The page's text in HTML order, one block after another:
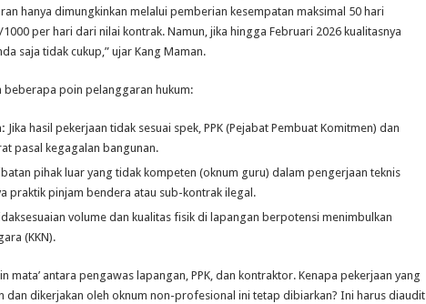
hanya dimungkinkan melalui pemberian kesempatan maksimal 50 hari
per hari dari nilai kontrak. Namun, jika hingga Februari 2026 kualitasnya
saja tidak cukup,” ujar Kang Maman.
beberapa poin pelanggaran hukum:
Jika hasil pekerjaan tidak sesuai spek, PPK (Pejabat Pembuat Komitmen) dan
pasal kegagalan bangunan.
pihak luar yang tidak kompeten (oknum guru) dalam pengerjaan teknis
praktik pinjam bendera atau sub-kontrak ilegal.
volume dan kualitas fisik di lapangan berpotensi menimbulkan
(KKN).
mata’ antara pengawas lapangan, PPK, dan kontraktor. Kenapa pekerjaan yang
dan dikerjakan oleh oknum non-profesional ini tetap dibiarkan? Ini harus diaudit